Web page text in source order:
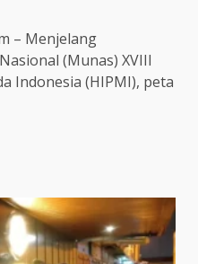
– Menjelang
(Munas) XVIII
Indonesia (HIPMI), peta